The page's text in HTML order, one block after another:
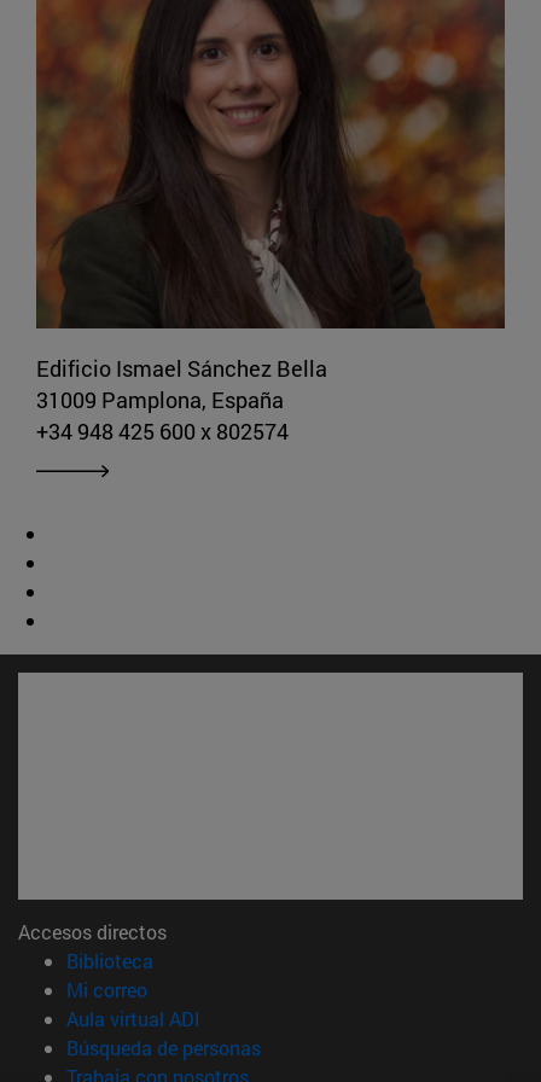
Edificio Ismael Sánchez Bella
31009 Pamplona, España
+34 948 425 600 x 802574
Accesos directos
Biblioteca
Mi correo(abre en nueva ventana)
Aula virtual ADI
Búsqueda de personas(abre en nueva ventana)
Trabaja con nosotros(abre en nueva ventana)